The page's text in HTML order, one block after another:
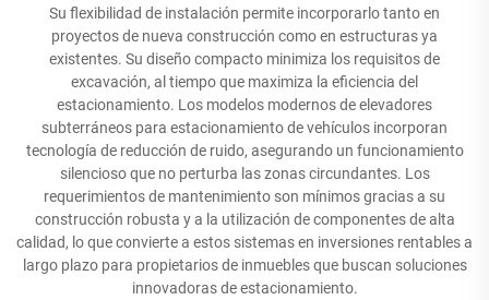
Su flexibilidad de instalación permite incorporarlo tanto en
proyectos de nueva construcción como en estructuras ya
existentes. Su diseño compacto minimiza los requisitos de
excavación, al tiempo que maximiza la eficiencia del
estacionamiento. Los modelos modernos de elevadores
subterráneos para estacionamiento de vehículos incorporan
tecnología de reducción de ruido, asegurando un funcionamiento
silencioso que no perturba las zonas circundantes. Los
requerimientos de mantenimiento son mínimos gracias a su
construcción robusta y a la utilización de componentes de alta
calidad, lo que convierte a estos sistemas en inversiones rentables a
largo plazo para propietarios de inmuebles que buscan soluciones
innovadoras de estacionamiento.